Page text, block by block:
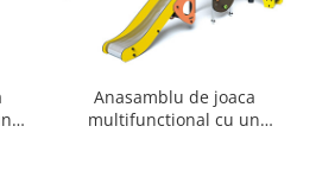
Anasamblu de joaca
multifunctional cu un